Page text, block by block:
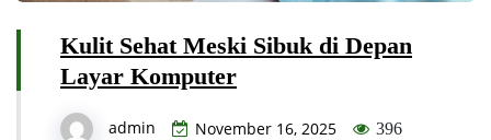
Kulit Sehat Meski Sibuk di Depan
Layar Komputer
admin November 16, 2025 396